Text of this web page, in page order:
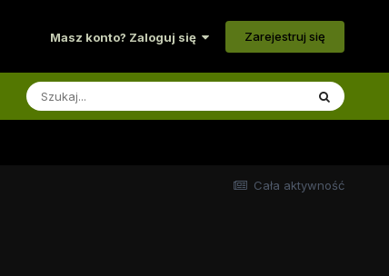
Masz konto? Zaloguj się Zarejestruj się
Cała aktywność